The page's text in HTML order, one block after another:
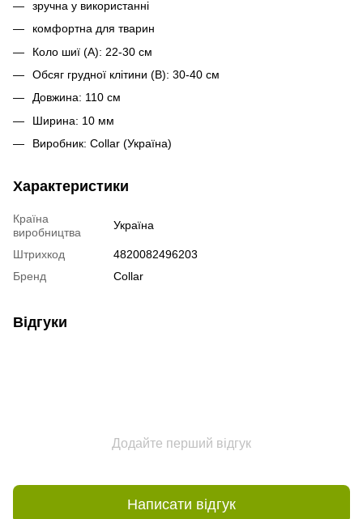
зручна у використанні
комфортна для тварин
Коло шиї (А): 22-30 см
Обсяг грудної клітини (В): 30-40 см
Довжина: 110 см
Ширина: 10 мм
Виробник: Collar (Україна)
Характеристики
Країна
виробництва
Україна
Штрихкод
4820082496203
Бренд
Collar
Відгуки
Додайте перший відгук
Написати відгук